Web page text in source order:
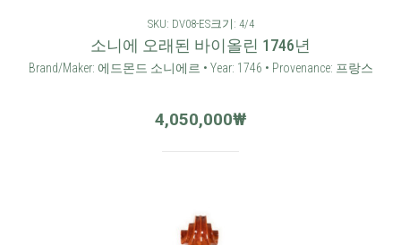
SKU: DV08-ES크기: 4/4
소니에 오래된 바이올린 1746년
Brand/Maker: 에드몬드 소니에르 • Year: 1746 • Provenance: 프랑스
4,050,000₩